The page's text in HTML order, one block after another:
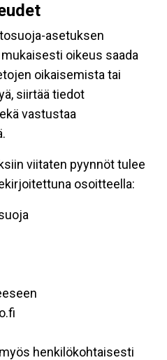
asetuksen
oikeus saada
oikaisemista tai
siirtää tiedot
vastustaa
viitaten pyynnöt tulee
osoitteella:
henkilökohtaisesti